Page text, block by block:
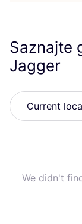
Saznajte
Jagger
We didn't